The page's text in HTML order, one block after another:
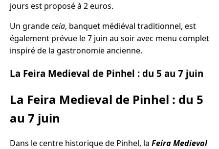
jours est proposé à 2 euros.
Un grandeceia, banquet médiéval traditionnel, est
également prévue le 7 juin au soir avec menu complet
inspiré de la gastronomie ancienne.
La Feira Medieval de Pinhel : du 5 au 7 juin
La Feira Medieval de Pinhel : du 5
au 7 juin
Dans le centre historique de Pinhel, la Feira Medieval